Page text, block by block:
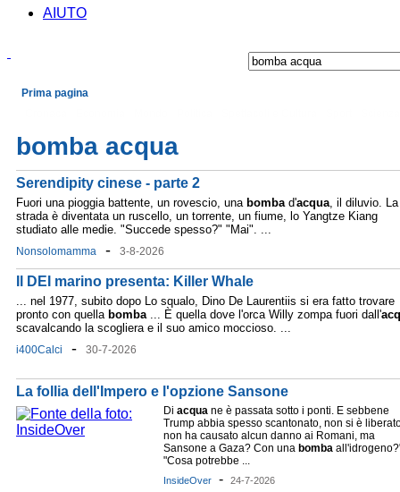
AIUTO
Prima pagina
bomba acqua
Serendipity cinese - parte 2
Fuori una pioggia battente, un rovescio, una bombad'acqua, il diluvio. La
strada è diventata un ruscello, un torrente, un fiume, lo Yangtze Kiang
studiato alle medie. "Succede spesso?" "Mai". ...
Nonsolomamma - 3-8-2026
Il DEI marino presenta: Killer Whale
... nel 1977, subito dopo Lo squalo, Dino De Laurentiis si era fatto trovare
pronto con quella bomba... È quella dove l'orca Willy zompa fuori dall'
scavalcando la scogliera e il suo amico moccioso. ...
i400Calci - 30-7-2026
La follia dell'Impero e l'opzione Sansone
Di acqua ne è passata sotto i ponti. E sebbene
Trump abbia spesso scantonato, non si è
non ha causato alcun danno ai Romani, ma
Sansone a Gaza? Con una bomba
"Cosa potrebbe ...
InsideOver - 24-7-2026